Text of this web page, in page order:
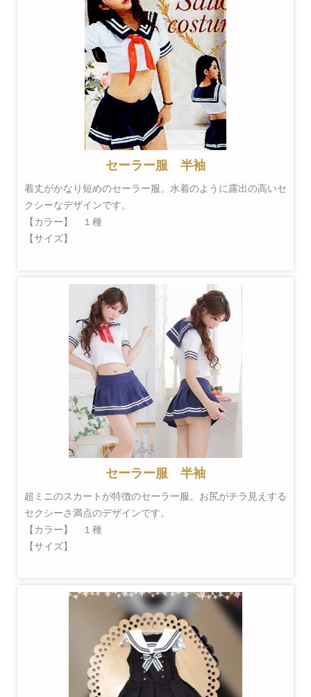
セーラー服 半袖
着丈がかなり短めのセーラー服。水着のように露出の高いセ
クシーなデザインです。
【カラー】 １種
【サイズ】
セーラー服 半袖
超ミニのスカートが特徴のセーラー服。お尻がチラ見えする
セクシーさ満点のデザインです。
【カラー】 １種
【サイズ】